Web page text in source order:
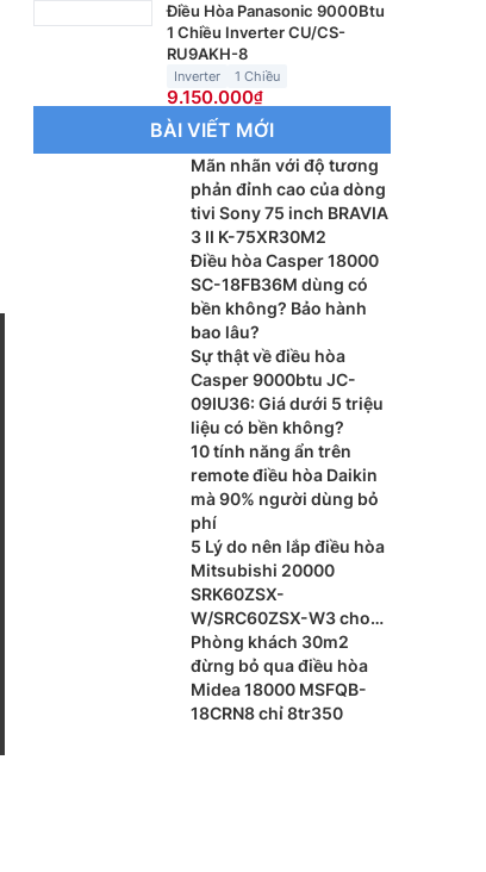
Điều Hòa Panasonic 9000Btu
1 Chiều Inverter CU/CS-
RU9AKH-8
Inverter 1 Chiều
9.150.000
BÀI VIẾT MỚI
Mãn nhãn với độ tương
phản đỉnh cao của dòng
tivi Sony 75 inch BRAVIA
3 II K-75XR30M2
Điều hòa Casper 18000
SC-18FB36M dùng có
bền không? Bảo hành
bao lâu?
Sự thật về điều hòa
Casper 9000btu JC-
09IU36: Giá dưới 5 triệu
liệu có bền không?
10 tính năng ẩn trên
remote điều hòa Daikin
mà 90% người dùng bỏ
phí
5 Lý do nên lắp điều hòa
Mitsubishi 20000
SRK60ZSX-
W/SRC60ZSX-W3 cho
phòng khách
Phòng khách 30m2
đừng bỏ qua điều hòa
Midea 18000 MSFQB-
18CRN8 chỉ 8tr350